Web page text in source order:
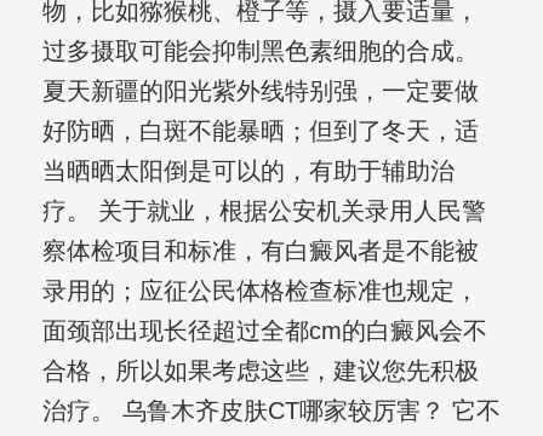
物，比如猕猴桃、橙子等，摄入要适量，
过多摄取可能会抑制黑色素细胞的合成。
夏天新疆的阳光紫外线特别强，一定要做
好防晒，白斑不能暴晒；但到了冬天，适
当晒晒太阳倒是可以的，有助于辅助治
疗。 关于就业，根据公安机关录用人民警
察体检项目和标准，有白癜风者是不能被
录用的；应征公民体格检查标准也规定，
面颈部出现长径超过全都cm的白癜风会不
合格，所以如果考虑这些，建议您先积极
治疗。 乌鲁木齐皮肤CT哪家较厉害？ 它不